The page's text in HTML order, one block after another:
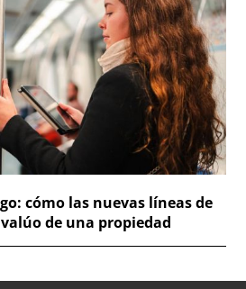
cómo las nuevas líneas de
de una propiedad